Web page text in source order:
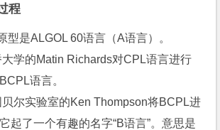
程
是ALGOL 60语言（A语言）。
学的Matin Richards对CPL语言进行
语言。
尔实验室的Ken Thompson将BCPL进
起了一个有趣的名字“B语言”。意思是